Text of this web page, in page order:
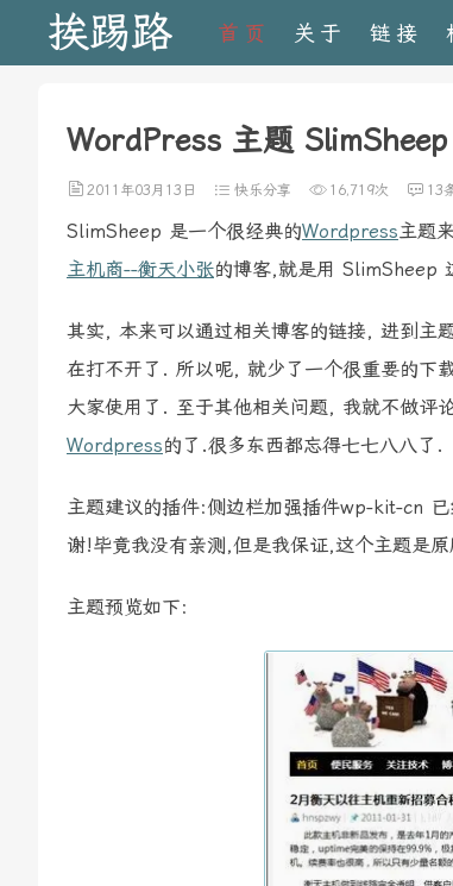
挨踢路 首页 关于 链接
WordPress 主题
2011年03月13日 快乐分享 16,719次 13
SlimSheep 是一个很经典的Wordpress主题
主机商--衡天小张的博客,就是用 SlimSheep
其实, 本来可以通过相关博客的链接, 进到主
在打不开了. 所以呢, 就少了一个很重要的下
大家使用了. 至于其他相关问题, 我就不做评
Wordpress的了.很多东西都忘得七七八八了.
主题建议的插件:侧边栏加强插件wp-kit-cn
谢!毕竟我没有亲测,但是我保证,这个主题是原
主题预览如下: